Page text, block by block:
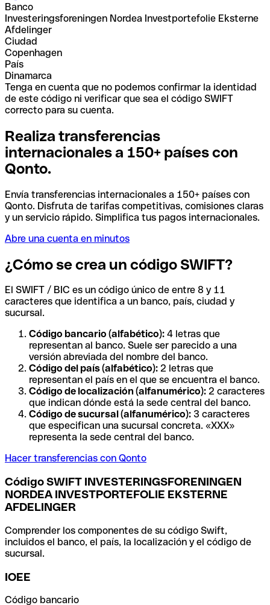
Banco
Investeringsforeningen Nordea Investportefolie Eksterne
Afdelinger
Ciudad
Copenhagen
País
Dinamarca
Tenga en cuenta que no podemos confirmar la identidad
de este código ni verificar que sea el código SWIFT
correcto para su cuenta.
Realiza transferencias
internacionales a 150+ países con
Qonto.
Envía transferencias internacionales a 150+ países con
Qonto. Disfruta de tarifas competitivas, comisiones claras
y un servicio rápido. Simplifica tus pagos internacionales.
Abre una cuenta en minutos
¿Cómo se crea un código SWIFT?
El SWIFT / BIC es un código único de entre 8 y 11
caracteres que identifica a un banco, país, ciudad y
sucursal.
Código bancario (alfabético): 4 letras que
representan al banco. Suele ser parecido a una
versión abreviada del nombre del banco.
Código del país (alfabético): 2 letras que
representan el país en el que se encuentra el banco.
Código de localización (alfanumérico): 2 caracteres
que indican dónde está la sede central del banco.
Código de sucursal (alfanumérico): 3 caracteres
que especifican una sucursal concreta. «XXX»
representa la sede central del banco.
Hacer transferencias con Qonto
Código SWIFT INVESTERINGSFORENINGEN
NORDEA INVESTPORTEFOLIE EKSTERNE
AFDELINGER
Comprender los componentes de su código Swift,
incluidos el banco, el país, la localización y el código de
sucursal.
IOEE
Código bancario